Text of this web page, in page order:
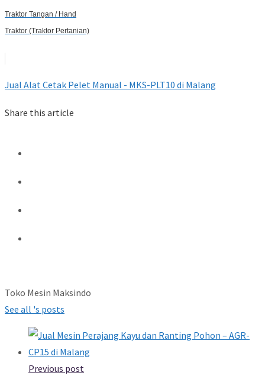
Traktor Tangan / Hand
Traktor (Traktor Pertanian)
Jual Alat Cetak Pelet Manual - MKS-PLT10 di Malang
Share this article
Toko Mesin Maksindo
See all 's posts
Previous post